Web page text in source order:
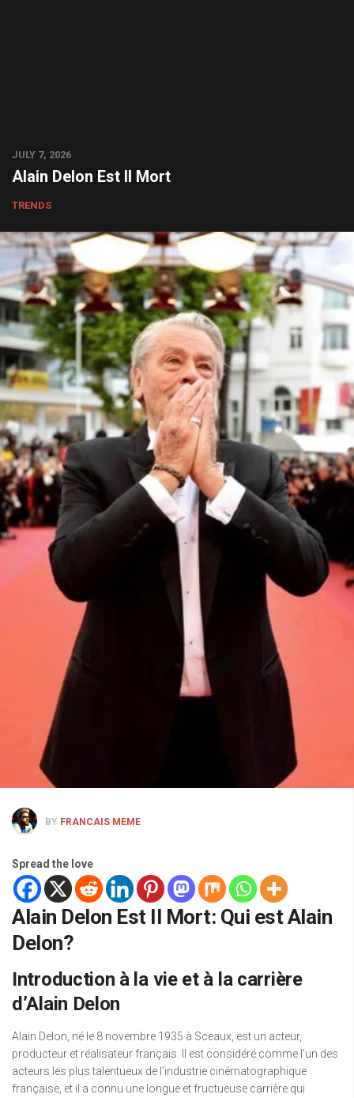
JULY 7, 2026
Alain Delon Est Il Mort
TRENDS
BY FRANCAIS MEME
Spread the love
Alain Delon Est Il Mort: Qui est Alain
Delon?
Introduction à la vie et à la carrière
d’Alain Delon
Alain Delon, né le 8 novembre 1935 à Sceaux, est un acteur,
producteur et réalisateur français. Il est considéré comme l’un des
acteurs les plus talentueux de l’industrie cinématographique
française, et il a connu une longue et fructueuse carrière qui